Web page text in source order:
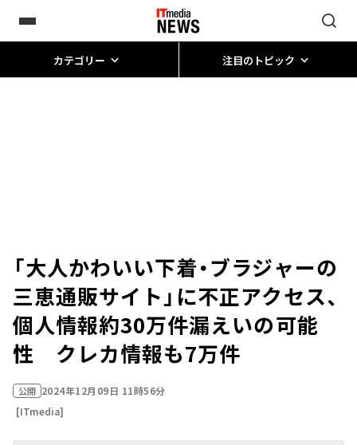
カテゴリー 注目のトピック
「大人かわいい下着・ブラジャーの
三恵通販サイト」に不正アクセス、
個人情報約30万件漏えいの可能
性 クレカ情報も7万件
公開 2024年12月09日 11時56分
[ITmedia]